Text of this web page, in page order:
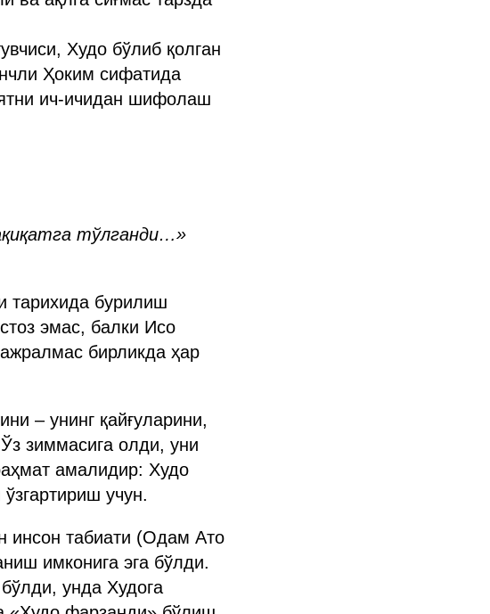
Худо бўлиб қолган
Ҳоким сифатида
ич-ичидан шифолаш
тўлганди…»
тарихида бурилиш
эмас, балки Исо
бирликда ҳар
– унинг қайғуларини,
зиммасига олди, уни
амалидир: Худо
учун.
инсон табиати (Одам Ато
имконига эга бўлди.
унда Худога